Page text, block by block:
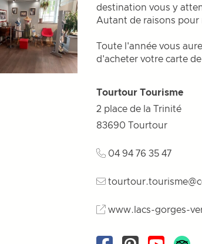
destination vous y
Autant de raisons pour
Toute l'année vous
d'acheter votre carte
Tourtour Tourisme
2 place de la Trinité
83690 Tourtour
04 94 76 35 47
www.lacs-gorges-